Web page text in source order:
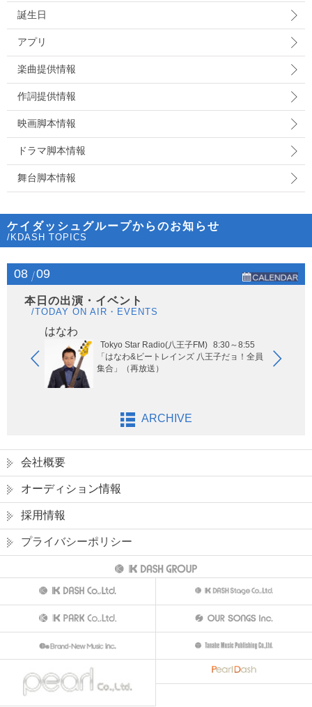
誕生日
アプリ
楽曲提供情報
作詞提供情報
映画脚本情報
ドラマ脚本情報
舞台脚本情報
ケイダッシュグループからのお知らせ
/KDASH TOPICS
08 09
本日の出演・イベント
/TODAY ON AIR・EVENTS
はなわ
Tokyo Star Radio(八王子FM) 8:30～8:55
「はなわ&ビートレインズ 八王子だョ！全員
集合」（再放送）
ARCHIVE
会社概要
オーディション情報
採用情報
プライバシーポリシー